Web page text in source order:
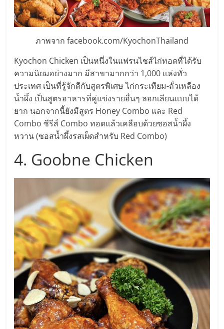
ขา
แฟ
รน
ไชส์,
ศูนย์
รวม
แฟ
รน
ไชส์
พร้อม
ทำเล
สำหรับ
ภาพจาก facebook.com/KyochonThailand
Kyochon Chicken เป็นหนึ่งในแฟรนไชส์ไก่ทอดที่ได้รับ
ความนิยมอย่างมาก มีสาขามากกว่า 1,000 แห่งทั่ว
ประเทศ เป็นที่รู้จักดีกับสูตรพิเศษ ไก่กระเทียม-ถั่วเหลือง
น้ำผึ้ง เป็นสูตรอาหารที่คู่แข่งรายอื่นๆ ลอกเลียนแบบได้
ยาก นอกจากนี้ยังมีสูตร Honey Combo และ Red
Combo ซีรีส์ Combo ทอดแล้วเคลือบด้วยซอสน้ำผึ้ง
หวาน (ซอสน้ำผึ้งรสเผ็ดสำหรับ Red Combo)
4. Goobne Chicken